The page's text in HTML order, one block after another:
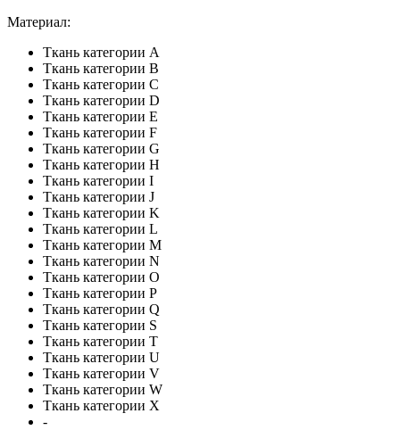
Материал:
Ткань категории A
Ткань категории B
Ткань категории C
Ткань категории D
Ткань категории E
Ткань категории F
Ткань категории G
Ткань категории H
Ткань категории I
Ткань категории J
Ткань категории K
Ткань категории L
Ткань категории M
Ткань категории N
Ткань категории O
Ткань категории P
Ткань категории Q
Ткань категории S
Ткань категории T
Ткань категории U
Ткань категории V
Ткань категории W
Ткань категории X
-